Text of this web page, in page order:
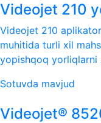
Videojet 210
Videojet 210
muhitida turli xil
yopishqoq yorliqlarni
Sotuvda mavjud
Videojet®